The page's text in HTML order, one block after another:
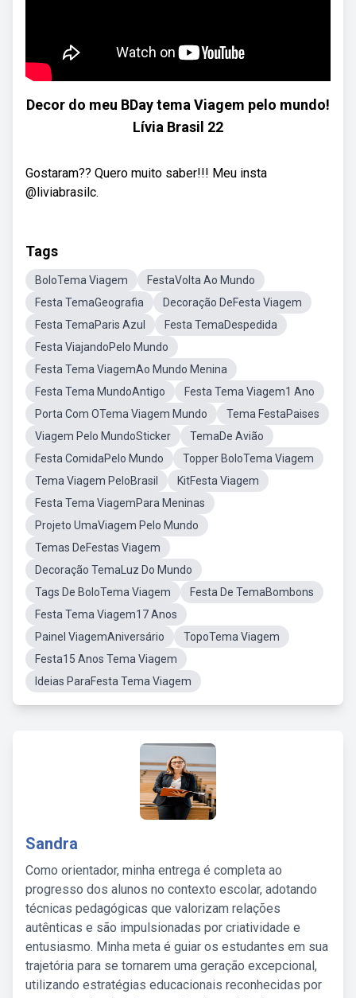
Decor do meu BDay tema Viagem pelo mundo!
Lívia Brasil 22
Gostaram?? Quero muito saber!!! Meu insta
@liviabrasilc.
Tags
BoloTema Viagem
FestaVolta Ao Mundo
Festa TemaGeografia
Decoração DeFesta Viagem
Festa TemaParis Azul
Festa TemaDespedida
Festa ViajandoPelo Mundo
Festa Tema ViagemAo Mundo Menina
Festa Tema MundoAntigo
Festa Tema Viagem1 Ano
Porta Com OTema Viagem Mundo
Tema FestaPaises
Viagem Pelo MundoSticker
TemaDe Avião
Festa ComidaPelo Mundo
Topper BoloTema Viagem
Tema Viagem PeloBrasil
KitFesta Viagem
Festa Tema ViagemPara Meninas
Projeto UmaViagem Pelo Mundo
Temas DeFestas Viagem
Decoração TemaLuz Do Mundo
Tags De BoloTema Viagem
Festa De TemaBombons
Festa Tema Viagem17 Anos
Painel ViagemAniversário
TopoTema Viagem
Festa15 Anos Tema Viagem
Ideias ParaFesta Tema Viagem
Sandra
Como orientador, minha entrega é completa ao
progresso dos alunos no contexto escolar, adotando
técnicas pedagógicas que valorizam relações
autênticas e são impulsionadas por criatividade e
entusiasmo. Minha meta é guiar os estudantes em sua
trajetória para se tornarem uma geração excepcional,
utilizando estratégias educacionais reconhecidas por